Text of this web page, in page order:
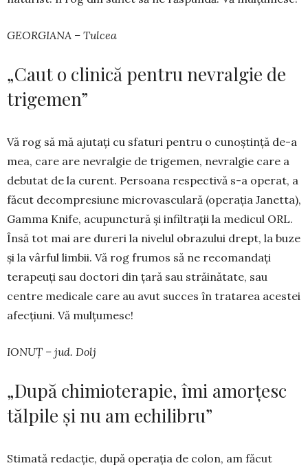
GEORGIANA – Tulcea
„Caut o clinică pentru nevralgie de
trigemen”
Vă rog să mă ajutați cu sfaturi pentru o cu­noștință de-a
mea, care are nevralgie de tri­gemen, nevralgie care a
debutat de la curent. Persoana respectivă s-a operat, a
făcut decom­presiune microvasculară (operația Janetta),
Gamma Knife, acupunctură și infiltrații la me­dicul ORL.
Însă tot mai are dureri la nivelul obrazului drept, la buze
și la vârful limbii. Vă rog frumos să ne recomandați
terapeuți sau doc­tori din țară sau străinătate, sau
centre medicale care au avut succes în tratarea acestei
afecțiuni. Vă mulțumesc!
IONUȚ – jud. Dolj
„După chimioterapie, îmi amorțesc
tălpile și nu am echilibru”
Stimată redacție, după operația de colon, am făcut